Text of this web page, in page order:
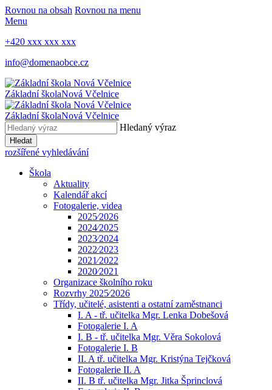
Rovnou na obsah Rovnou na menu
Menu
+420 xxx xxx xxx
info@domenaobce.cz
Základní školaNová Včelnice
Základní školaNová Včelnice
Hledaný výraz
Hledat
rozšířené vyhledávání
Škola
Aktuality
Kalendář akcí
Fotogalerie, videa
2025⁄2026
2024⁄2025
2023⁄2024
2022⁄2023
2021⁄2022
2020⁄2021
Organizace školního roku
Rozvrhy 2025⁄2026
Třídy, učitelé, asistenti a ostatní zaměstnanci
I. A - tř. učitelka Mgr. Lenka Dobešová
Fotogalerie I. A
I. B - tř. učitelka Mgr. Věra Sokolová
Fotogalerie I. B
II. A tř. učitelka Mgr. Kristýna Tejčková
Fotogalerie II. A
II. B tř. učitelka Mgr. Jitka Šprinclová